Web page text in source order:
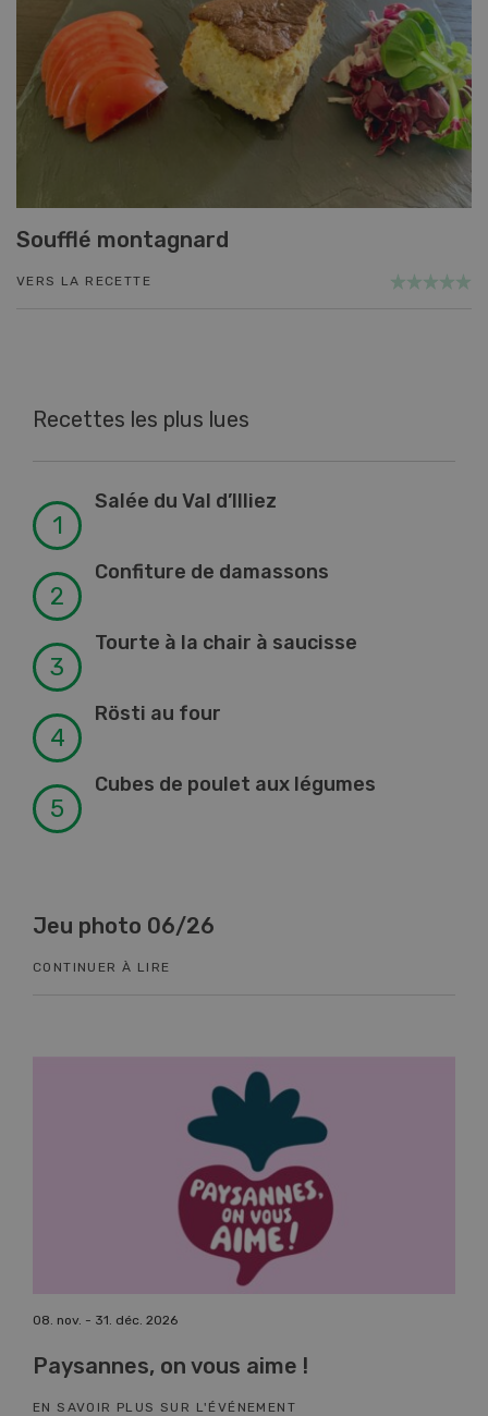
Soufflé montagnard
VERS LA RECETTE
Recettes les plus lues
Salée du Val d’Illiez
Confiture de damassons
Tourte à la chair à saucisse
Rösti au four
Cubes de poulet aux légumes
Jeu photo 06/26
CONTINUER À LIRE
08. nov. - 31. déc. 2026
Paysannes, on vous aime !
EN SAVOIR PLUS SUR L'ÉVÉNEMENT